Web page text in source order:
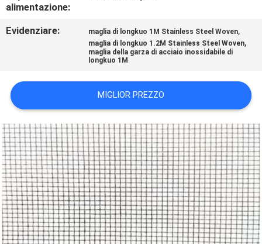
UNA
CITAZIONE
MAPPA
DEL
SITO
PRIVACY
POLICY
alimentazione:
Evidenziare: maglia di longkuo 1M Stainless Steel Woven,
maglia di longkuo 1.2M Stainless Steel Woven,
maglia della garza di acciaio inossidabile di
longkuo 1M
MIGLIOR PREZZO